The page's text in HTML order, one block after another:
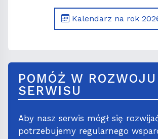
Kalendarz na rok
POMÓŻ W ROZWOJU
SERWISU
Aby nasz serwis mógł się
potrzebujemy regularnego